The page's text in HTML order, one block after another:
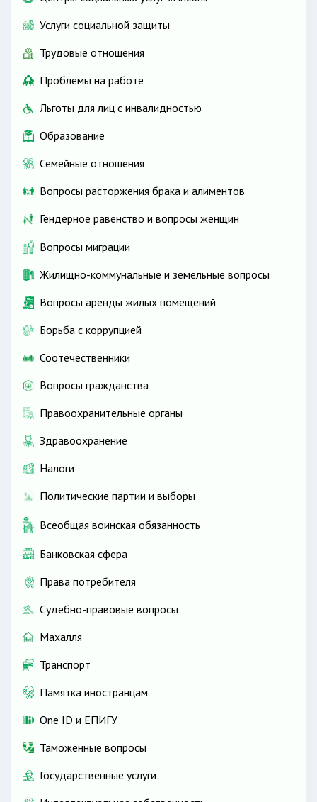
Услуги социальной защиты
Трудовые отношения
Проблемы на работе
Льготы для лиц с инвалидностью
Образование
Семейные отношения
Вопросы расторжения брака и алиментов
Гендерное равенство и вопросы женщин
Вопросы миграции
Жилищно-коммунальные и земельные вопросы
Вопросы аренды жилых помещений
Борьба с коррупцией
Соотечественники
Вопросы гражданства
Правоохранительные органы
Здравоохранение
Налоги
Политические партии и выборы
Всеобщая воинская обязанность
Банковская сфера
Права потребителя
Судебно-правовые вопросы
Махалля
Транспорт
Памятка иностранцам
One ID и ЕПИГУ
Таможенные вопросы
Государственные услуги